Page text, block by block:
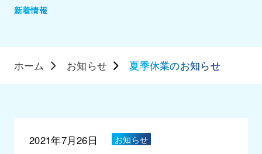
新着情報
ホーム お知らせ 夏季休業のお知らせ
2021年7月26日 お知らせ